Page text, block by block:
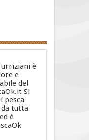
è
e
del
Si
pesca
tutta
è